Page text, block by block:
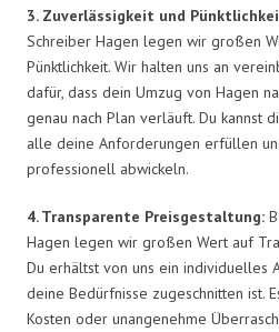
3. Zuverlässigkeit und
Schreiber Hagen legen wir großen
Pünktlichkeit. Wir halten uns an
dafür, dass dein Umzug von Hagen
genau nach Plan verläuft. Du kannst
alle deine Anforderungen erfüllen
professionell abwickeln.
4. Transparente Preisgestaltung:
Hagen legen wir großen Wert auf
Du erhältst von uns ein individuelles
deine Bedürfnisse zugeschnitten ist.
Kosten oder unangenehme